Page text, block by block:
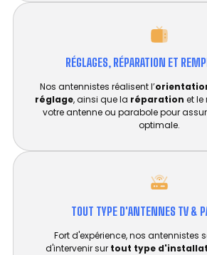
RÉGLAGES, RÉPARATION ET
Nos antennistes réalisent l’
réglage, ainsi que la réparation et
votre antenne ou parabole pour
optimale.
TOUT TYPE D'ANTENNES TV &
Fort d'expérience, nos antennistes
d'intervenir sur tout type